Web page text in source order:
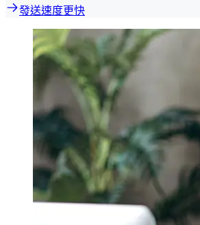
發送速度更快